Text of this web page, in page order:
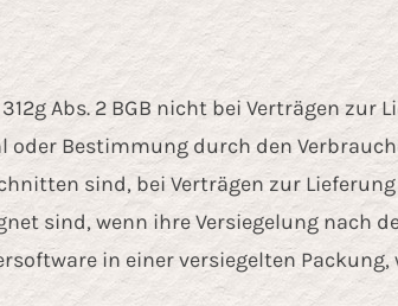
Abs. 2 BGB nicht bei Verträgen
oder Bestimmung durch den
sind, bei Verträgen zur
sind, wenn ihre Versiegelung nach
in einer versiegelten